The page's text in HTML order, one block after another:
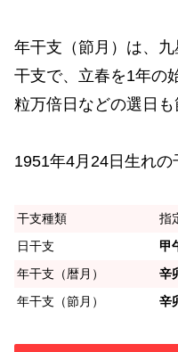
年干支（節月）は、
干支で、立春を1年の
粒万倍日などの選日も
1951年4月24日生れの
干支種類 指
日干支
甲
年干支（暦月）
辛
年干支（節月）
辛